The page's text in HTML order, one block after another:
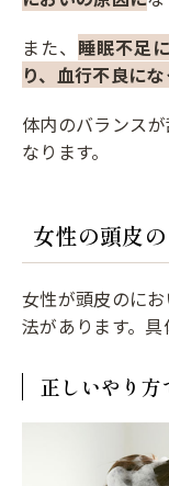
また、 睡眠不足
り、血行不良に
体内のバランス
なります。
女性の頭皮
女性が頭皮のに
法があります。具
正しいやり方